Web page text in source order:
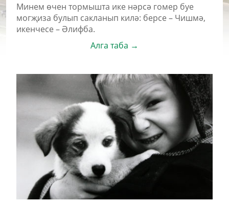
Минем өчен тормышта ике нәрсә гомер буе
могҗиза булып сакланып килә: берсе – Чишмә,
икенчесе – Әлифба.
Алга таба →